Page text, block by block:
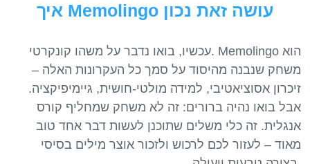
איך Memolingo עושה זאת נכון
עכשיו, בואו נדבר על משהו קונקרטי. Memolingo הוא
משחק שנבנה מהיסוד על סמך כל העקרונות האלה –
זיכרון אסוציאטיבי, למידה מולטי-חושית, גיימיפיקציה.
אבל בואו נהיה ברורים: זה לא משחק שמחליף קורס
אנגלית. זה כלי משלים שתוכנן לעשות דבר אחד טוב
מאוד – לעזור לכם לרכוש ולזכור אוצר מילים בסיסי